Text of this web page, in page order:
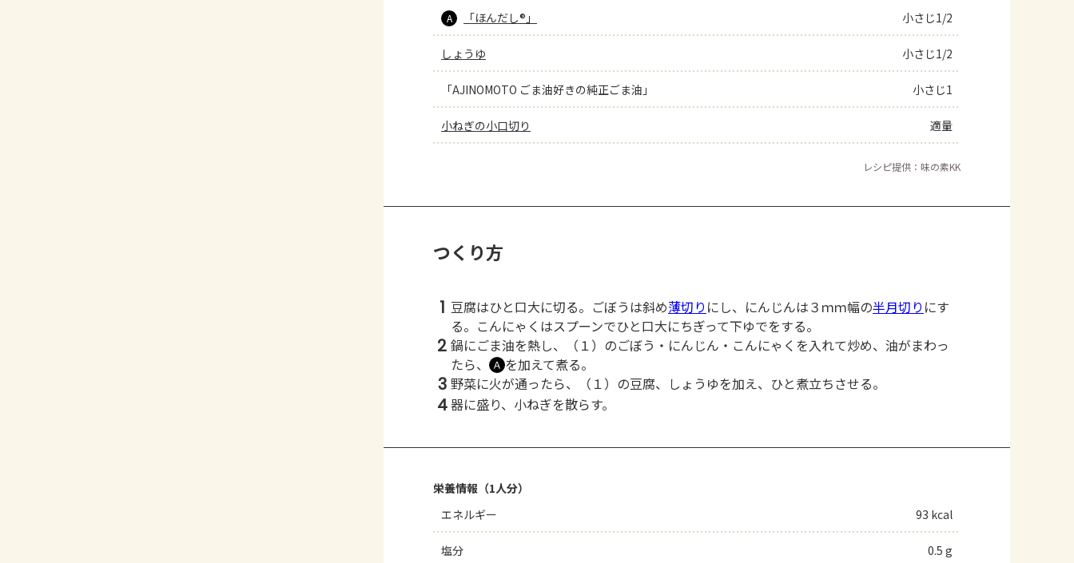
A 「ほんだし®」 小さじ1/2
しょうゆ 小さじ1/2
「AJINOMOTO ごま油好きの純正ごま油」 小さじ1
小ねぎの小口切り 適量
レシピ提供：味の素KK
つくり方
1 豆腐はひと口大に切る。ごぼうは斜め薄切り にし、にんじんは３ｍｍ幅の半月切り にす
る。こんにゃくはスプーンでひと口大にちぎって下ゆでをする。
2 鍋にごま油を熱し、（１）のごぼう・にんじん・こんにゃくを入れて炒め、油がまわっ
たら、
Ａ を加えて煮る。
3 野菜に火が通ったら、（１）の豆腐、しょうゆを加え、ひと煮立ちさせる。
4器に盛り、小ねぎを散らす。
栄養情報（1人分）
エネルギー
93 kcal
塩分 0.5 g